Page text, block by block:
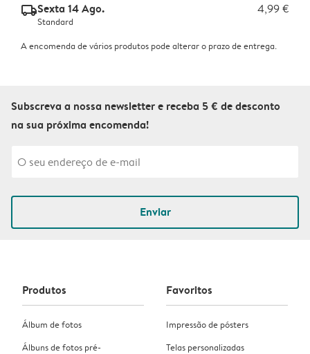
delivery_standard_v2Sexta 14 Ago. 4,99 €
Standard
A encomenda de vários produtos pode alterar o prazo de entrega.
Subscreva a nossa newsletter e receba 5 € de desconto
na sua próxima encomenda!
Enviar
Produtos
Álbum de fotos
Álbuns de fotos pré-
Favoritos
Impressão de pósters
Telas personalizadas